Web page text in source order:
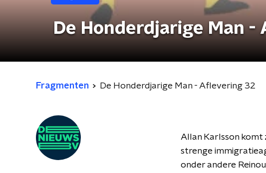
De Honderdjarige Man -
Fragmenten De Honderdjarige Man - Aflevering 32
Allan Karlsson komt
strenge
onder andere